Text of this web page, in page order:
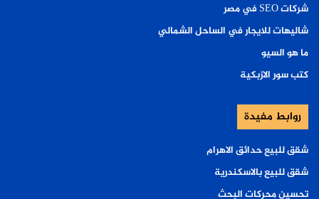
شركات SEO في مصر
شاليهات للايجار في الساحل الشمالي
ما هو السيو
كتب سور الازبكية
روابط مفيدة
شقق للبيع حدائق الاهرام
شقق للبيع بالاسكندرية
تحسين محركات البحث